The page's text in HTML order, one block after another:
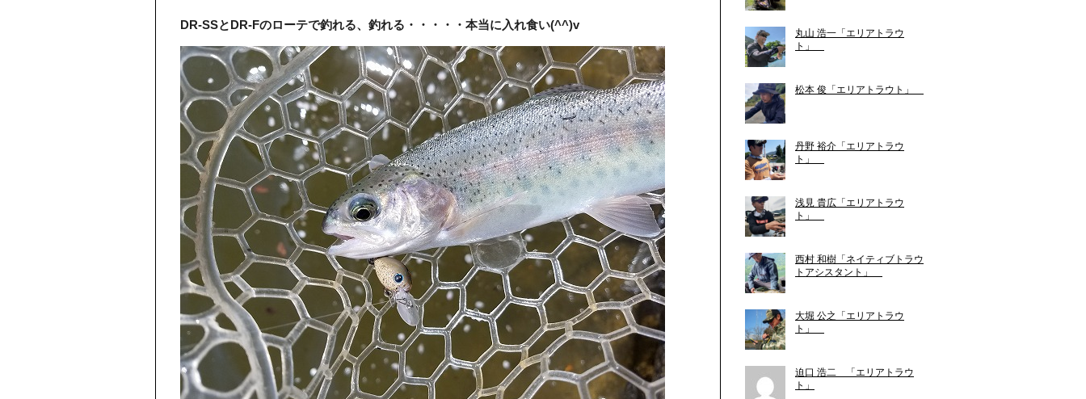
DR-SSとDR-Fのローテで釣れる、釣れる・・・・・本当に入れ食い(^^)v
丸山 浩一「エリアトラウ
ト」
松本 俊「エリアトラウト」
丹野 裕介「エリアトラウ
ト」
浅見 貴広「エリアトラウ
ト」
西村 和樹「ネイティブトラウ
トアシスタント」
大堀 公之「エリアトラウ
ト」
迫口 浩二 「エリアトラウ
ト」